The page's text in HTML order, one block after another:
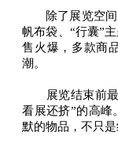
除了展览空间
帆布袋、“行囊”
售火爆，多款商
潮。
展览结束前最
看展还挤”的高峰
默的物品，不只是